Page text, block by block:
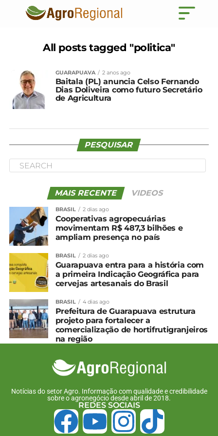
All posts tagged "politica"
GUARAPUAVA 2 anos ago
Baitala (PL) anuncia Celso Fernando
Dias Doliveira como futuro Secretário
de Agricultura
PESQUISAR
MAIS RECENTE VIDEOS
BRASIL 2 dias ago
Cooperativas agropecuárias
movimentam R$ 487,3 bilhões e
ampliam presença no país
BRASIL 2 dias ago
Guarapuava entra para a história com
a primeira Indicação Geográfica para
cervejas artesanais do Brasil
BRASIL 4 dias ago
Prefeitura de Guarapuava estrutura
projeto para fortalecer a
comercialização de hortifrutigranjeiros
na região
Notícias do setor Agro. Informação com qualidade e credibilidade
sobre o agronegócio desde abril de 2018.
REDES SOCIAIS